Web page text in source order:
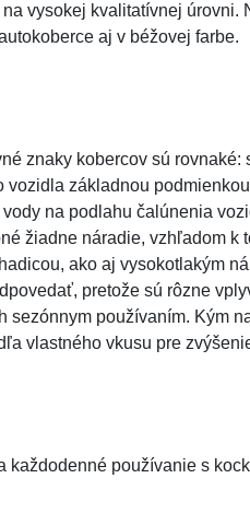
vysokej kvalitatívnej
aj v béžovej farbe.
znaky kobercov sú
základnou
na podlahu čalúnenia
žiadne náradie, vzhľadom
ako aj vysokotlakým
pretože sú rôzne
používaním. Kým
vlastného vkusu pre
každodenné používanie s